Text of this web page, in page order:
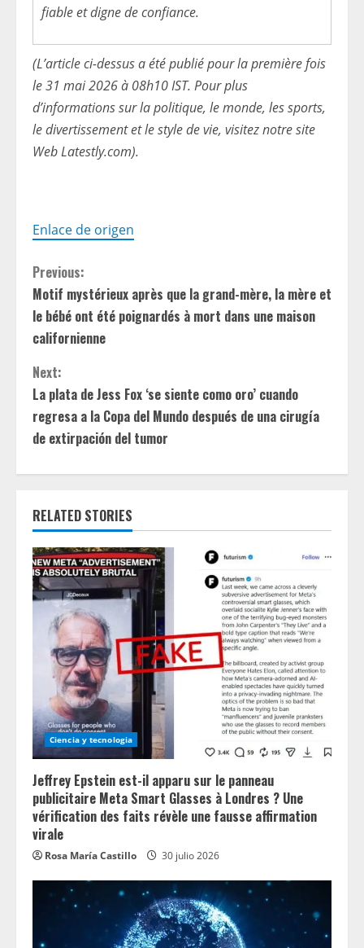
fiable et digne de confiance.
(L’article ci-dessus a été publié pour la première fois
le 31 mai 2026 à 08h10 IST. Pour plus
d’informations sur la politique, le monde, les sports,
le divertissement et le style de vie, visitez notre site
Web Latestly.com).
Enlace de origen
C
o
n
t
i
n
u
e
R
e
a
n
g
Previous:
Motif mystérieux après que la grand-mère, la mère et
le bébé ont été poignardés à mort dans une maison
californienne
Next:
La plata de Jess Fox ‘se siente como oro’ cuando
regresa a la Copa del Mundo después de una cirugía
de extirpación del tumor
RELATED STORIES
Ciencia y tecnologia
Jeffrey Epstein est-il apparu sur le panneau
publicitaire Meta Smart Glasses à Londres ? Une
vérification des faits révèle une fausse affirmation
virale
Rosa María Castillo 30 julio 2026